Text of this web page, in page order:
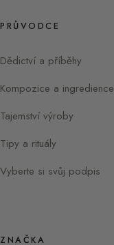
PRŮVODCE
Dědictví a příběhy
Kompozice a ingredience
Tajemství výroby
Tipy a rituály
Vyberte si svůj podpis
ZNAČKA